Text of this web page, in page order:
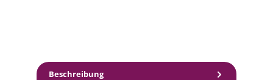
Beschreibung